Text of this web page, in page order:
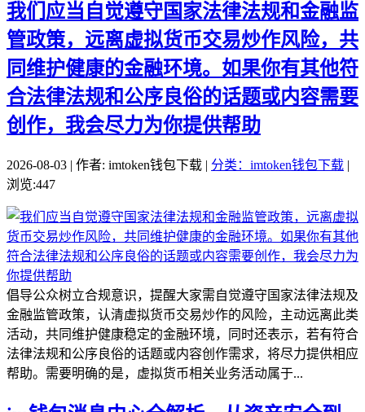
我们应当自觉遵守国家法律法规和金融监
管政策，远离虚拟货币交易炒作风险，共
同维护健康的金融环境。如果你有其他符
合法律法规和公序良俗的话题或内容需要
创作，我会尽力为你提供帮助
2026-08-03 | 作者: imtoken钱包下载 | 分类：imtoken钱包下载 |
浏览:447
倡导公众树立合规意识，提醒大家需自觉遵守国家法律法规及
金融监管政策，认清虚拟货币交易炒作的风险，主动远离此类
活动，共同维护健康稳定的金融环境，同时还表示，若有符合
法律法规和公序良俗的话题或内容创作需求，将尽力提供相应
帮助。需要明确的是，虚拟货币相关业务活动属于...